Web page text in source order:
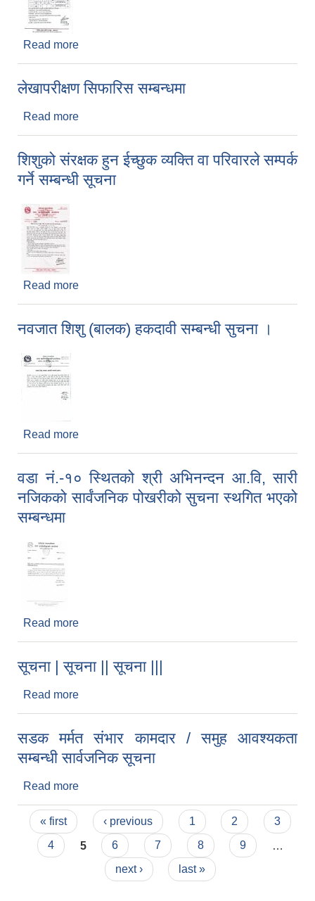
Read more
लेखापरीक्षण सिफारिस सम्बन्धमा
Read more
शिशुको संरक्षक हुन ईच्छुक व्यक्ति वा परिवारले सम्पर्क
गर्ने सम्बन्धी सूचना
Read more
नवजात शिशु (बालक) हकदावी सम्बन्धी सुचना ।
Read more
वडा नं.-१० स्थितको श्री अभिनन्दन आ.वि, सारी
नजिकको सार्वंजनिक पोखरीको सुचना स्थगित भएको
सम्बन्धमा
Read more
सूचना | सूचना || सूचना |||
Read more
सडक मर्मत संभार कामदार / समुह आवश्यकता
सम्बन्धी सार्वजनिक सूचना
Read more
Pages
« first ‹ previous 1 2
3
4
5 6 7 8 9
next ›
last »